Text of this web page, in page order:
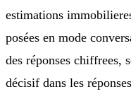
estimations
posées en mode
des réponses chiffrees,
décisif dans les